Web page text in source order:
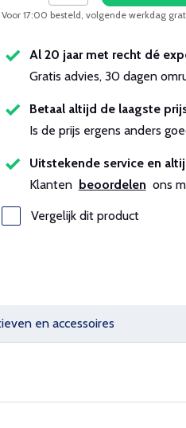
Voor 17:00 besteld, volgende werkdag
Al 20 jaar met recht dé
Gratis advies, 30 dagen
Betaal altijd de laagste
Is de prijs ergens anders
Uitstekende service en
Klanten beoordelen ons
Vergelijk dit product
en accessoires